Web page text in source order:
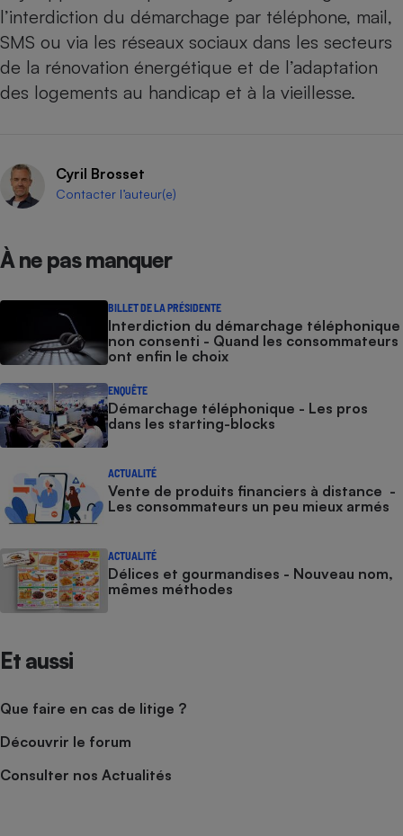
l’interdiction du démarchage par téléphone, mail,
SMS ou via les réseaux sociaux dans les secteurs
de la rénovation énergétique et de l’adaptation
des logements au handicap et à la vieillesse.
Cyril Brosset
Contacter l’auteur(e)
À ne pas manquer
BILLET DE LA PRÉSIDENTE
Interdiction du démarchage téléphonique
non consenti - Quand les consommateurs
ont enfin le choix
ENQUÊTE
Démarchage téléphonique - Les pros
dans les starting-blocks
ACTUALITÉ
Vente de produits financiers à distance -
Les consommateurs un peu mieux armés
ACTUALITÉ
Délices et gourmandises - Nouveau nom,
mêmes méthodes
Et aussi
Que faire en cas de litige ?
Découvrir le forum
Consulter nos Actualités